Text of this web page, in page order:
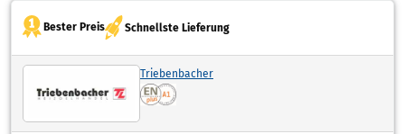
Bester Preis Schnellste Lieferung
Triebenbacher